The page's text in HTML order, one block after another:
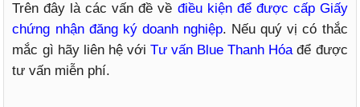
Trên đây là các vấn đề về điều kiện để được cấp Giấy
chứng nhận đăng ký doanh nghiệp. Nếu quý vị có thắc
mắc gì hãy liên hệ với Tư vấn Blue Thanh Hóađể được
tư vấn miễn phí.